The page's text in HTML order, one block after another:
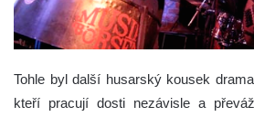
Tohle byl další husarský kousek
kteří pracují dosti nezávisle a